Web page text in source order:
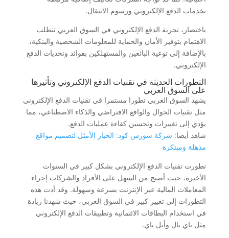
بخدمات الدفع الإلكتروني ورسوم الانتقال.
باختصار، تجربة الدفع الإلكتروني في السوق العربي تتطلب
الاهتمام بتوفير الأمان والحماية للمعلومات الشخصية والبنكية،
بالإضافة إلى توعية البائعين والمستهلكين بفوائد وتحديات الدفع
الإلكتروني.
التطورات الحديثة في تقنيات الدفع الإلكتروني وتأثيرها
على السوق العربي
يشهد السوق العربي تطورا مستمرا في تقنيات الدفع الإلكتروني
مثل تقنيات الجوال والواقع الافتراضي والذكاء الاصطناعي، مما
يؤدي إلى تغييرات وتحسين كفاءة عمليات الدفع.
شاهد أيضا: شركة سورس كود: الخيار الأمثل لتصميم مواقع
مذهلة ومبتكرة
تطورت تقنيات الدفع الإلكتروني بشكل كبير في السنوات
الأخيرة، حيث أصبح من السهل على الأفراد والشركات إجراء
المعاملات المالية عبر الإنترنت بسرعة وسهولة. وقد أدت هذه
التطورات إلى تغيير كبير في السوق العربي، حيث شهدنا زيادة
في استخدام البطاقات الائتمانية وتطبيقات الدفع الإلكتروني
مثل باي بال وأبل باي.